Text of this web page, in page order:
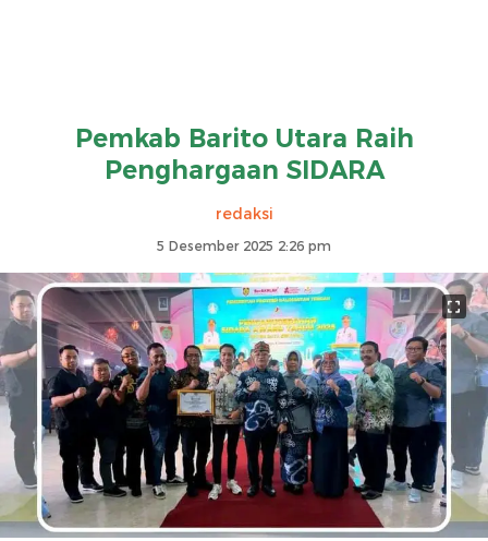
Pemkab Barito Utara Raih
Penghargaan SIDARA
redaksi
5 Desember 2025 2:26 pm